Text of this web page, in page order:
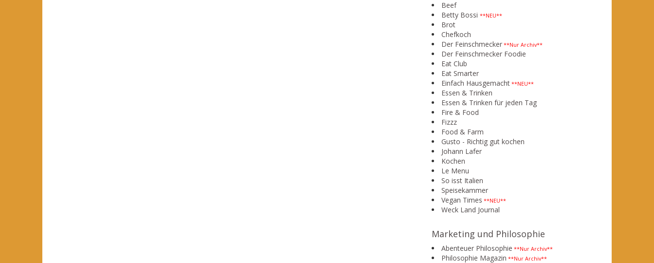
Beef
Betty Bossi **NEU**
Brot
Chefkoch
Der Feinschmecker **Nur Archiv**
Der Feinschmecker Foodie
Eat Club
Eat Smarter
Einfach Hausgemacht **NEU**
Essen & Trinken
Essen & Trinken für jeden Tag
Fire & Food
Fizzz
Food & Farm
Gusto - Richtig gut kochen
Johann Lafer
Kochen
Le Menu
So isst Italien
Speisekammer
Vegan Times **NEU**
Weck Land Journal
Marketing und Philosophie
Abenteuer Philosophie **Nur Archiv**
Philosophie Magazin **Nur Archiv**